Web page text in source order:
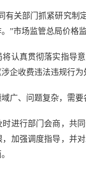
关部门抓紧研究制
”市场监管总局价格
真贯彻落实指导意
企收费违法违规行
、问题复杂，需要
行部门会商，共同
加强调度指导，并